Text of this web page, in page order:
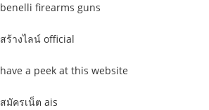
benelli firearms guns
สร้างไลน์ official
have a peek at this website
สมัครเน็ต ais